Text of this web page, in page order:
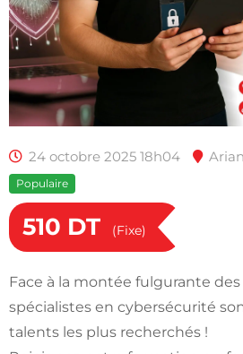
24 octobre 2025 18h04
Populaire
510 DT (Fixe)
Face à la montée fulgurante
spécialistes en cybersécurité
talents les plus recherchés !